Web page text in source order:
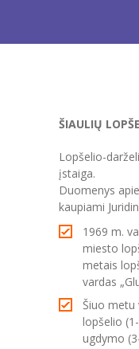
-- Teisinė
---- Teisės
-- Veiklos
---- Ugdymas
----
----
----
ŠIAULIŲ
Lopšelio-
įstaiga.
Duomenys
kaupiami
1969 m.
miesto
metais
vardas
Šiuo metu
lopšelio
ugdymo